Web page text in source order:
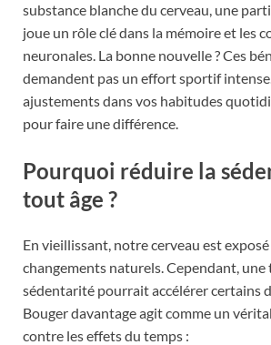
substance blanche du cerveau, une
joue un rôle clé dans la mémoire et les
neuronales. La bonne nouvelle ? Ces
demandent pas un effort sportif
ajustements dans vos habitudes
pour faire une différence.
Pourquoi réduire la
tout âge ?
En vieillissant, notre cerveau est exposé
changements naturels. Cependant,
sédentarité pourrait accélérer certains
Bouger davantage agit comme un
contre les effets du temps :